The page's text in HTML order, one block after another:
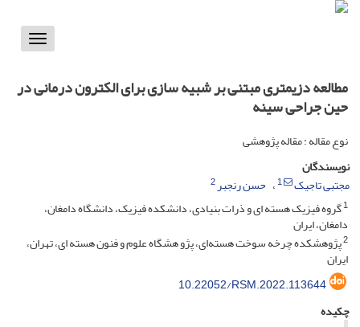
Toggle
مطالعه دزیمتری مبتنی بر شبیه سازی برای الکترون درمانی در
حین جراحی سینه
نوع مقاله : مقاله پژوهشی
نویسندگان
مجتبی تاجیک
1 حسن رنجبر2
1گروه فیزیک هسته ای و ذرات بنیادی، دانشکده فیزیک، دانشگاه دامغان،
دامغان، ایران
2پژوهشکده چرخه سوخت هسته‌ای، پژو هشگاه علوم و فنون هسته ای، تهران،
ایران
10.22052/RSM.2022.113644
چکیده